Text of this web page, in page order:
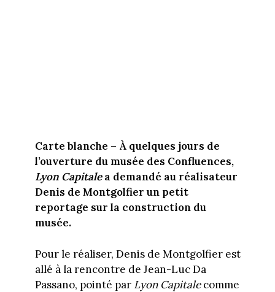
Carte blanche – À quelques jours de
l’ouverture du musée des Confluences,
Lyon Capitalea demandé au réalisateur
Denis de Montgolfier un petit
reportage sur la construction du
musée.
Pour le réaliser, Denis de Montgolfier est
allé à la rencontre de Jean-Luc Da
Passano, pointé parLyon Capitalecomme